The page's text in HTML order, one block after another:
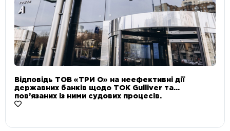
Відповідь ТОВ «ТРИ О» на неефективні дії
державних банків щодо ТОК Gulliver та
пов’язаних із ними судових процесів.